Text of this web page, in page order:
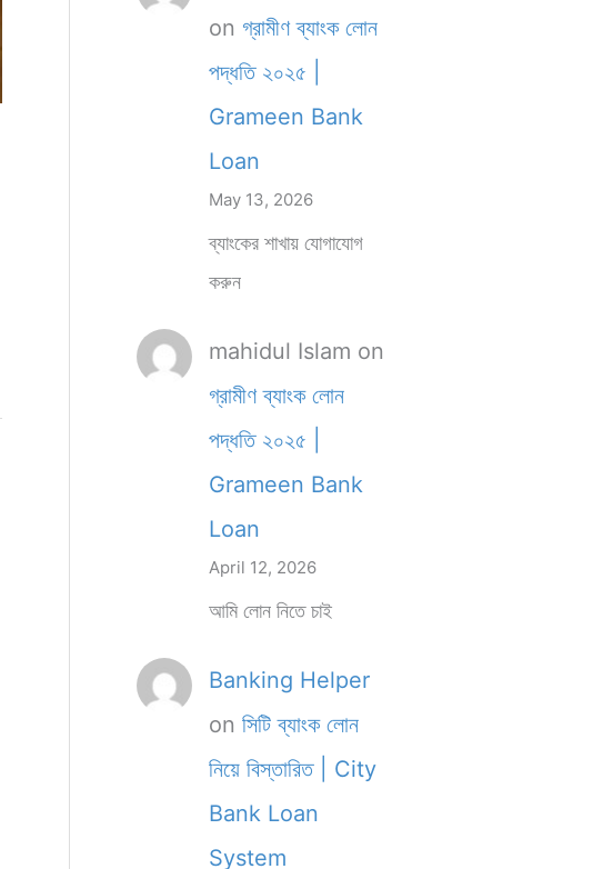
on গ্রামীণ ব্যাংক লোন
পদ্ধতি ২০২৫ |
Grameen Bank
Loan
May 13, 2026
ব্যাংকের শাখায় যোগাযোগ
করুন
mahidul Islam on
গ্রামীণ ব্যাংক লোন
পদ্ধতি ২০২৫ |
Grameen Bank
Loan
April 12, 2026
আমি লোন নিতে চাই
Banking Helper
on সিটি ব্যাংক লোন
নিয়ে বিস্তারিত | City
Bank Loan
System